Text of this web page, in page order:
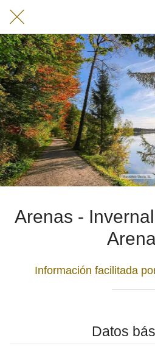
Arenas -
Información facilitada
Datos